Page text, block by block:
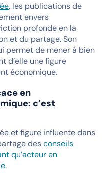
, les publications de
envers
profonde en la
et du partage. Son
permet de mener à bien
d’elle une figure
économique.
en
c’est
et figure influente dans
desconseils
qu’acteur en